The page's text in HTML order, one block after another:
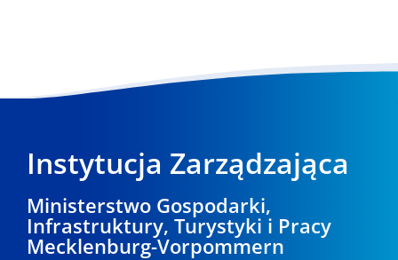
Instytucja Zarządzająca
Ministerstwo Gospodarki,
Infrastruktury, Turystyki i Pracy
Mecklenburg-Vorpommern